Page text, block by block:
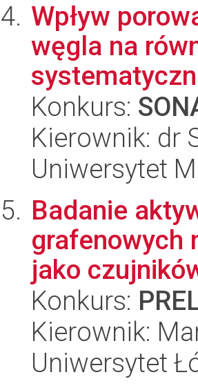
Wpływ
węgla na
Konkurs:
Kierownik: dr
Uniwersytet
Badanie
grafenowych
jako
Konkurs:
Kierownik:
Uniwersytet